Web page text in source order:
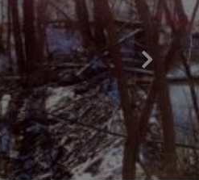
Meinheim